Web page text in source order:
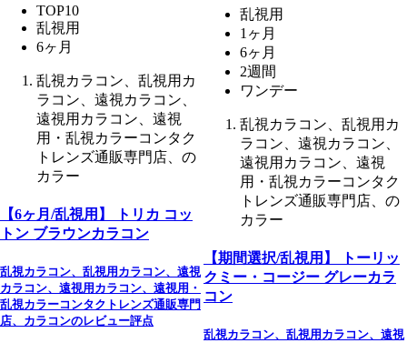
TOP10
乱視用
6ヶ月
乱視カラコン、乱視用カ
ラコン、遠視カラコン、
遠視用カラコン、遠視
用・乱視カラーコンタク
トレンズ通販専門店、の
カラー
【6ヶ月/乱視用】 トリカ コッ
トン ブラウンカラコン
乱視カラコン、乱視用カラコン、遠視
カラコン、遠視用カラコン、遠視用・
乱視カラーコンタクトレンズ通販専門
店、カラコンのレビュー評点
乱視用
1ヶ月
6ヶ月
2週間
ワンデー
乱視カラコン、乱視用カ
ラコン、遠視カラコン、
遠視用カラコン、遠視
用・乱視カラーコンタク
トレンズ通販専門店、の
カラー
【期間選択/乱視用】 トーリッ
クミー・コージー グレーカラ
コン
乱視カラコン、乱視用カラコン、遠視